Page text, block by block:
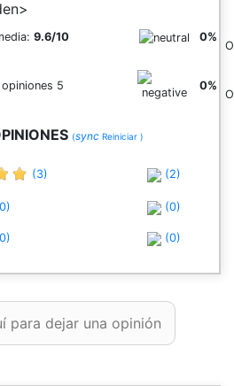
9.6/10 0%
5 0%
(syncReiniciar )
(3) (2)
(0)
(0)
para dejar una opinión